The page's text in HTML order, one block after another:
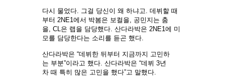
다시 물었다. 그걸 당신이 왜 하냐고. 데뷔할 때
부터 2NE1에서 박봄은 보컬을, 공민지는 춤
을, CL은 랩을 담당했다. 산다라박은 2NE1에 미
모를 담당한다는 소리를 듣곤 했다.
산다라박은 “데뷔한 뒤부터 지금까지 고민하
는 부분”이라고 했다. 산다라박은 “데뷔 3년
차 때 특히 많은 고민을 했다”고 말했다.